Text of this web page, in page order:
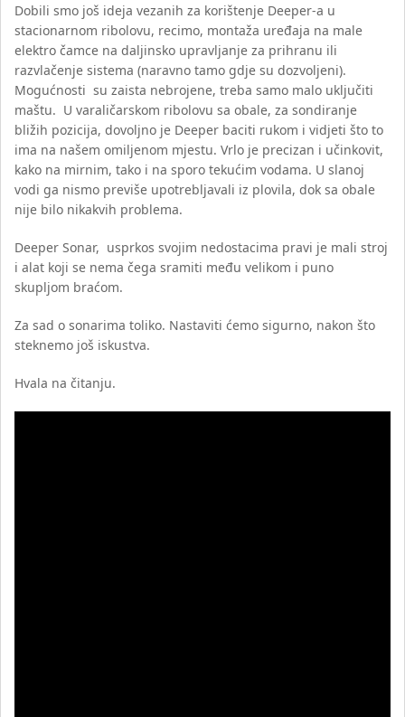
Dobili smo još ideja vezanih za korištenje Deeper-a u
stacionarnom ribolovu, recimo, montaža uređaja na male
elektro čamce na daljinsko upravljanje za prihranu ili
razvlačenje sistema (naravno tamo gdje su dozvoljeni).
Mogućnosti su zaista nebrojene, treba samo malo uključiti
maštu. U varaličarskom ribolovu sa obale, za sondiranje
bližih pozicija, dovoljno je Deeper baciti rukom i vidjeti što to
ima na našem omiljenom mjestu. Vrlo je precizan i učinkovit,
kako na mirnim, tako i na sporo tekućim vodama. U slanoj
vodi ga nismo previše upotrebljavali iz plovila, dok sa obale
nije bilo nikakvih problema.
Deeper Sonar, usprkos svojim nedostacima pravi je mali stroj
i alat koji se nema čega sramiti među velikom i puno
skupljom braćom.
Za sad o sonarima toliko. Nastaviti ćemo sigurno, nakon što
steknemo još iskustva.
Hvala na čitanju.